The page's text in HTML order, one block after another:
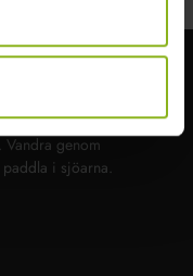
Vandra genom
i sjöarna.